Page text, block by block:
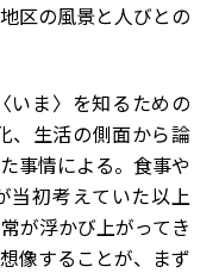
区の風景と人びとの
ま〉を知るための
、生活の側面から論
事情による。食事や
当初考えていた以上
が浮かび上がってき
像することが、まず